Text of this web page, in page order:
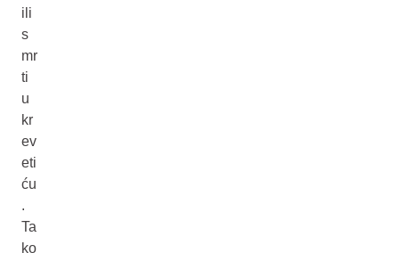
ili
s
mr
ti
u
kr
ev
eti
ću
.
Ta
ko